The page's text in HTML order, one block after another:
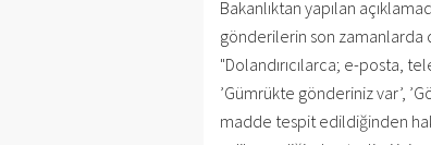
Bakanlıktan yapılan
gönderilerin son zamanlarda
"Dolandırıcılarca; e-posta,
’Gümrükte gönderiniz var’,
madde tespit edildiğinden